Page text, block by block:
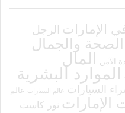
الإمارات
الرجل
الصحة والجمال
الآمن المال
الموارد البشرية
السيارات عالم السيارات عالم
الإمارات نور كاست